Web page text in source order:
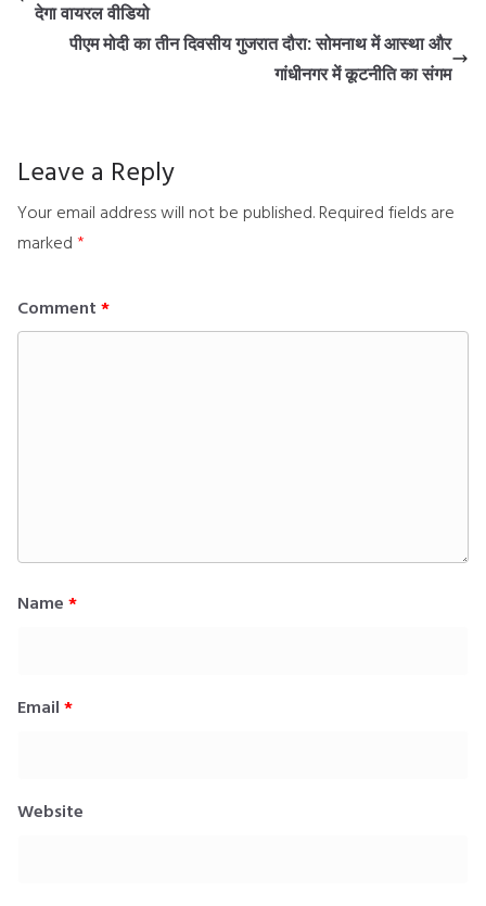
देगा वायरल वीडियो
पीएम मोदी का तीन दिवसीय गुजरात दौरा: सोमनाथ में आस्था और
गांधीनगर में कूटनीति का संगम
Leave a Reply
Your email address will not be published. Required fields are
marked *
Comment *
Name *
Email *
Website